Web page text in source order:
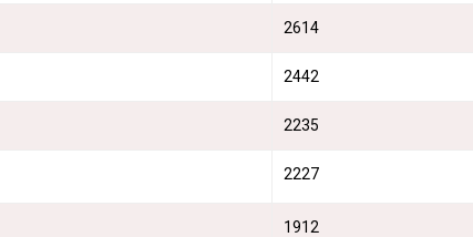
2614
2442
2235
2227
1912